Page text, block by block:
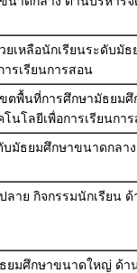
เหลือนักเรียนระดับมั
รเรียนการสอน
ตพื้นที่การศึกษามัธยมศึ
นโลยีเพื่อการเรียนกา
บมัธยมศึกษาขนาดกลา
าย กิจกรรมนักเรียน
ยมศึกษาขนาดใหญ่ ด้า